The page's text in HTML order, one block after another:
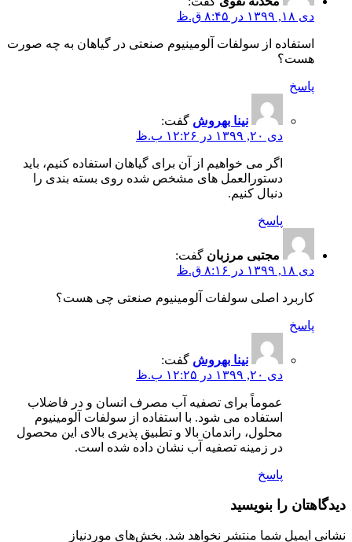
دی ۱۸, ۱۳۹۹ در ۸:۴۵ ق.ظ
استفاده از سولفات آلومینیوم صنعتی در گیاهان به چه صورت
هست؟
پاسخ
نینا بهروش گفت:
دی ۲۰, ۱۳۹۹ در ۱۲:۲۶ ب.ظ
اگر می خواهیم از آن برای گیاهان استفاده کنیم، باید
دستورالعمل های مشخص شده روی بسته بندی را
دنبال کنیم.
پاسخ
مجتبی مرزبان گفت:
دی ۱۸, ۱۳۹۹ در ۸:۱۶ ق.ظ
کاربرد اصلی سولفات آلومینیوم صنعتی چی هست؟
پاسخ
نینا بهروش گفت:
دی ۲۰, ۱۳۹۹ در ۱۲:۲۵ ب.ظ
عموماً برای تصفیه آب مصرف انسان و در فاضلاب
استفاده می شود. با استفاده از سولفات آلومینیوم
محلول، راندمان بالا و تطبیق پذیری بالای این محصول
در زمینه تصفیه آب نشان داده شده است.
پاسخ
دیدگاهتان را بنویسید
نشانی ایمیل شما منتشر نخواهد شد. بخش‌های موردنیاز